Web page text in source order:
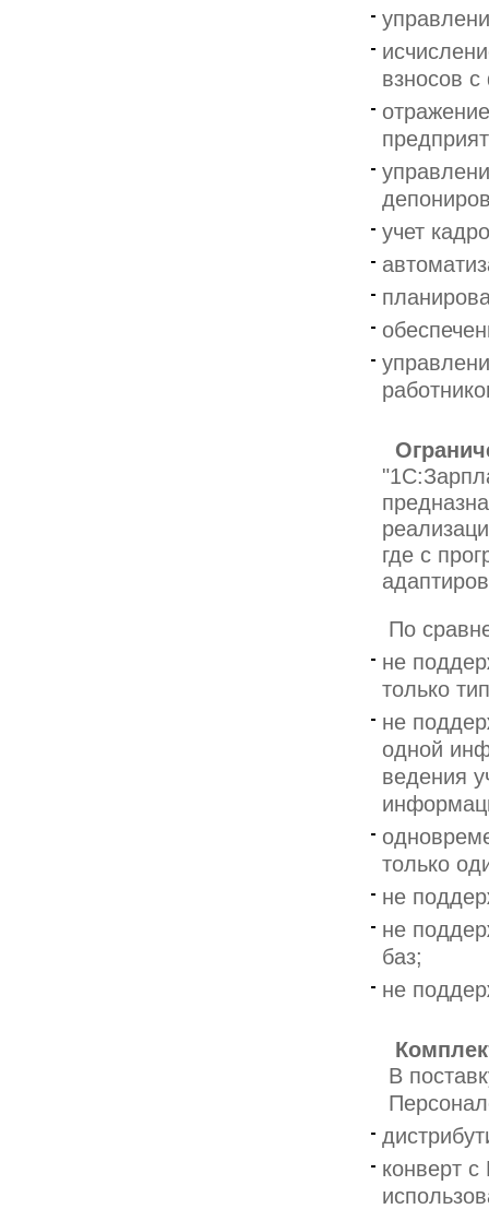
взносов
учет
где с
По
не
только
не
одной
ведения
только
не
не
баз;
не
В
конверт